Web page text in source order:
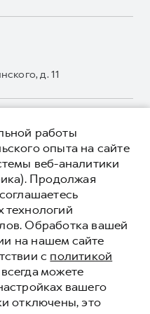
д. 11
касающаяся
носит
публичной офертой.
носят информационный
рекомендуемыми
(ООО «Грейт
информации
официальному дилеру ООО
Горячей линии 8 (800)
может отсутствовать
оперативных служб
Рус»
работы
опыта на сайте
веб-аналитики
Продолжая
технологий
Обработка вашей
на нашем сайте
с политикой
можете
вашего
отключены, это